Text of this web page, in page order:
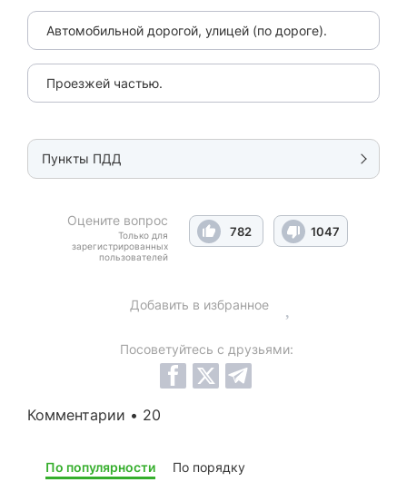
Автомобильной дорогой, улицей (по дороге).
Проезжей частью.
Пункты ПДД
Оцените вопрос
Только для
зарегистрированных
пользователей
782 1047
Добавить в избранное
Посоветуйтесь с друзьями:
Комментарии • 20
По популярности По порядку